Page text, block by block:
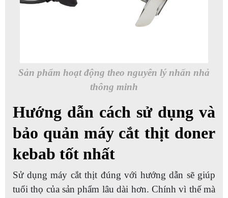
Sản phẩm hoạt động theo nguyên lý nhấn nhả
thông minh
Hướng dẫn cách sử dụng và
bảo quản máy cắt thịt doner
kebab tốt nhất
Sử dụng máy cắt thịt đúng với hướng dẫn sẽ giúp
tuổi thọ của sản phẩm lâu dài hơn. Chính vì thế mà